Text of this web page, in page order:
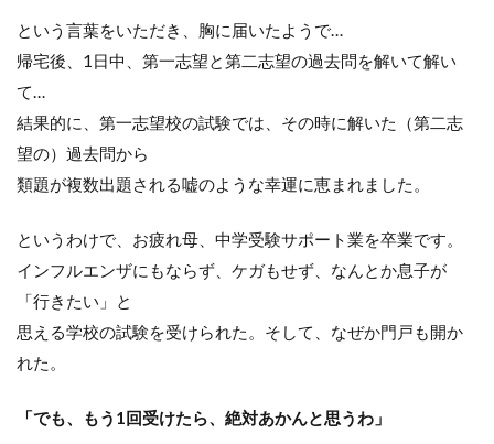
という言葉をいただき、胸に届いたようで…
帰宅後、1日中、第一志望と第二志望の過去問を解いて解い
て…
結果的に、第一志望校の試験では、その時に解いた（第二志
望の）過去問から
類題が複数出題される嘘のような幸運に恵まれました。
というわけで、お疲れ母、中学受験サポート業を卒業です。
インフルエンザにもならず、ケガもせず、なんとか息子が
「行きたい」と
思える学校の試験を受けられた。そして、なぜか門戸も開か
れた。
「でも、もう1回受けたら、絶対あかんと思うわ」